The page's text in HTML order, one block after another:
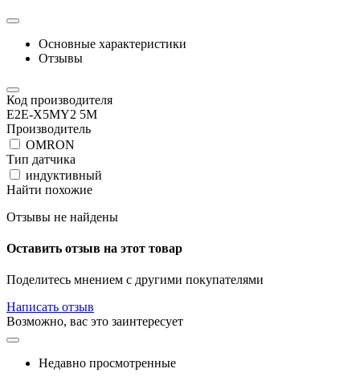
Основные характеристики
Отзывы
Код производителя
E2E-X5MY2 5M
Производитель
OMRON
Тип датчика
индуктивный
Найти похожие
Отзывы не найдены
Оставить отзыв на этот товар
Поделитесь мнением с другими покупателями
Написать отзыв
Возможно, вас это заинтересует
Недавно просмотренные